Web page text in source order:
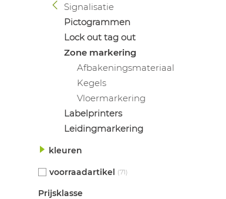
Signalisatie
Pictogrammen
Lock out tag out
Zone markering
Afbakeningsmateriaal
Kegels
Vloermarkering
Labelprinters
Leidingmarkering
kleuren
voorraadartikel (71)
Prijsklasse